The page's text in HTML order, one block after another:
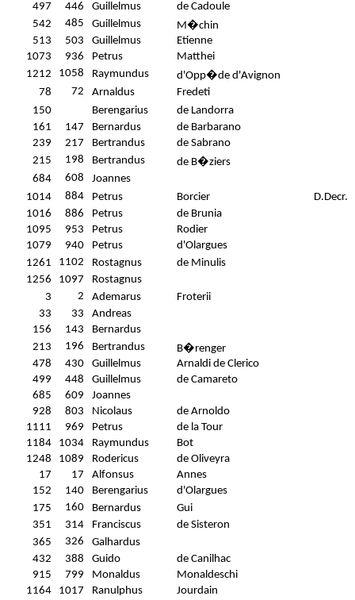
497
446 Guillelmus
de Cadoule
542
485 Guillelmus
M�chin
513
503 Guillelmus
Etienne
1073
936 Petrus
Matthei
1212
1058 Raymundus
d'Opp�de d'Avignon
78
72 Arnaldus
Fredeti
150
Berengarius
de Landorra
161
147 Bernardus
de Barbarano
239
217 Bertrandus
de Sabrano
215
198 Bertrandus
de B�ziers
684
608
Joannes
1014
884 Petrus Borcier
D.Decr.
1016
886 Petrus
de Brunia
1095
953 Petrus
Rodier
1079
940 Petrus
d'Olargues
1261
1102 Rostagnus
de Minulis
1256
1097
Rostagnus
3
2 Ademarus
Froterii
33
33
Andreas
156
143
Bernardus
213
196 Bertrandus
B�renger
478
430 Guillelmus
Arnaldi de Clerico
499
448 Guillelmus
de Camareto
685
609
Joannes
928
803 Nicolaus
de Arnoldo
1111
969 Petrus
de la Tour
1184
1034 Raymundus
Bot
1248
1089 Rodericus
de Oliveyra
17
17 Alfonsus
Annes
152
140 Berengarius
d'Olargues
175
160 Bernardus
Gui
351
314 Franciscus
de Sisteron
365
326
Galhardus
432
388 Guido
de Canilhac
915
799 Monaldus
Monaldeschi
1164
1017 Ranulphus
Jourdain